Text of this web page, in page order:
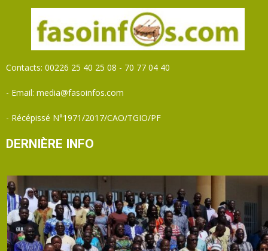
Contacts: 00226 25 40 25 08 - 70 77 04 40
- Email: media@fasoinfos.com
- Récépissé N°1971/2017/CAO/TGIO/PF
DERNIÈRE INFO